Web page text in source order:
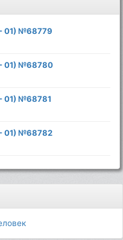
01) №68779
01) №68780
01) №68781
01) №68782